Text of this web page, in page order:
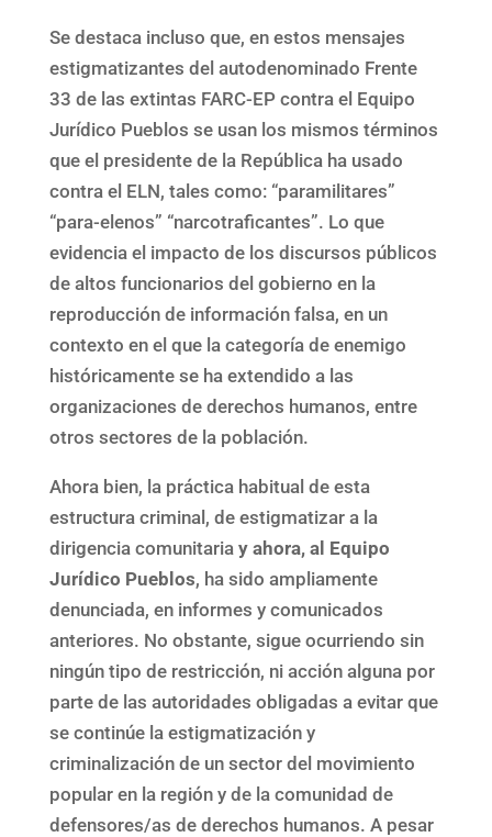
Se destaca incluso que, en estos mensajes
estigmatizantes del autodenominado Frente
33 de las extintas FARC-EP contra el Equipo
Jurídico Pueblos se usan los mismos términos
que el presidente de la República ha usado
contra el ELN, tales como: “paramilitares”
“para-elenos” “narcotraficantes”. Lo que
evidencia el impacto de los discursos públicos
de altos funcionarios del gobierno en la
reproducción de información falsa, en un
contexto en el que la categoría de enemigo
históricamente se ha extendido a las
organizaciones de derechos humanos, entre
otros sectores de la población.
Ahora bien, la práctica habitual de esta
estructura criminal, de estigmatizar a la
dirigencia comunitaria y ahora, al Equipo
Jurídico Pueblos, ha sido ampliamente
denunciada, en informes y comunicados
anteriores. No obstante, sigue ocurriendo sin
ningún tipo de restricción, ni acción alguna por
parte de las autoridades obligadas a evitar que
se continúe la estigmatización y
criminalización de un sector del movimiento
popular en la región y de la comunidad de
defensores/as de derechos humanos. A pesar